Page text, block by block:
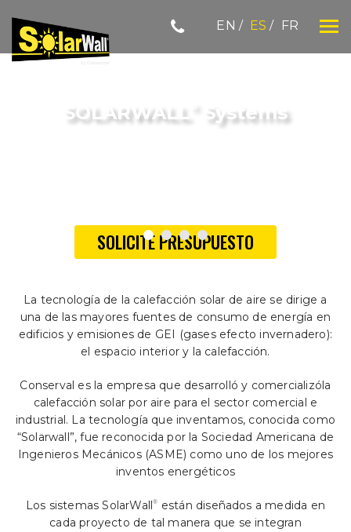
content
EN ES FR
SOLARWALL
SOLARWALL Systems
SOLICITE PRESUPUESTO
La tecnología de la calefacción solar de aire se dirige a
una de las mayores fuentes de consumo de energía en
edificios y emisiones de GEI (gases efecto invernadero):
el espacio interior y la calefacción.
Conserval es la empresa que desarrolló y comercializóla
calefacción solar por aire para el sector comercial e
industrial. La tecnología que inventamos, conocida como
“Solarwall”, fue reconocida por la Sociedad Americana de
Ingenieros Mecánicos (ASME) como uno de los mejores
inventos energéticos
Los sistemas SolarWall®
están diseñados a medida en
cada proyecto de tal manera que se integran